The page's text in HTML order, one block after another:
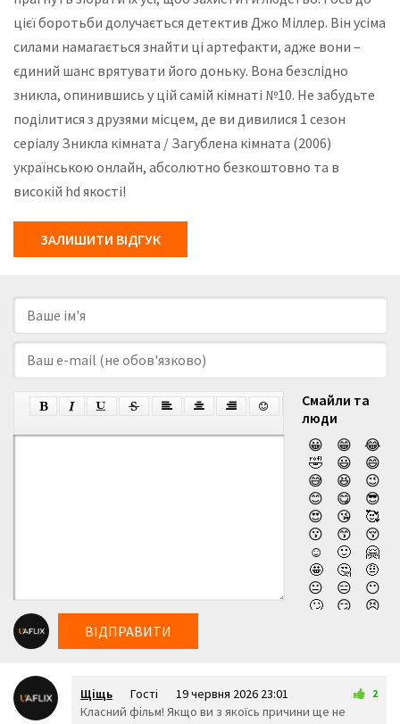
цієї боротьби долучається детектив Джо Міллер. Він усіма
силами намагається знайти ці артефакти, адже вони –
єдиний шанс врятувати його доньку. Вона безслідно
зникла, опинившись у цій самій кімнаті №10. Не забудьте
поділитися з друзями місцем, де ви дивилися 1 сезон
серіалу Зникла кімната / Загублена кімната (2006)
українською онлайн, абсолютно безкоштовно та в
високій hd якості!
ЗАЛИШИТИ ВІДГУК
Смайли та
люди
😀
😁
😂
🤣
😃
😄
😅
😆
😉
😊
😋
😎
😍
😘
🥰
😗
😙
😚
☺️
🙂
🤗
🤩
🤔
🤨
😐
😑
😶
🙄
😏
😣
😔
😕
🙃
ВІДПРАВИТИ
Щіщь Гості 19 червня 2026 23:01 2
Класний фільм! Якщо ви з якоїсь причини ще не